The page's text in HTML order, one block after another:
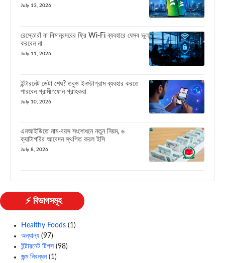
July 13, 2026
রেস্তোরাঁ বা বিমানবন্দরের ফ্রি Wi-Fi ব্যবহারে যেসব ভুল
করবেন না
July 11, 2026
ইন্টারনেট ডেটা শেষ? তবুও ইনস্টাগ্রাম ব্যবহার করতে
পারবেন গ্রামীণফোন গ্রাহকরা
July 10, 2026
এনআইডিতে নাম-বয়স সংশোধনে নতুন নিয়ম, ৬
ক্যাটাগরির আবেদন স্থগিত করল ইসি
July 8, 2026
⚡ বিভাগসমূহ
Healthy Foods (1)
অন্যান্য (97)
ইন্টারনেট টিপস (98)
জন্ম নিবন্ধন(1)